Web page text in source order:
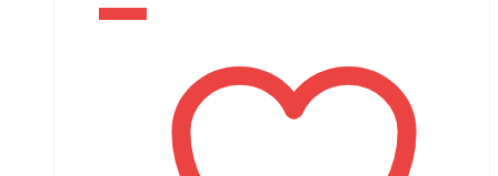
17,900 ₽.